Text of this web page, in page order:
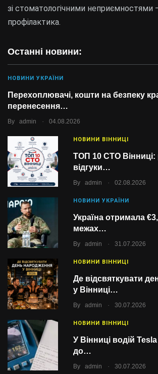
Останні новини:
НОВИНИ УКРАЇНИ
Перехоплювачі, кошти на безпеку
перенесення…
By admin . 04.08.2026
НОВИНИ ВІННИЦІ
ТОП 10 СТО Вінниці:
відгуки…
By admin . 02.08.2026
НОВИНИ УКРАЇНИ
Україна отримала
межах…
By admin . 31.07.2026
НОВИНИ ВІННИЦІ
Де відсвяткувати
у Вінниці…
By admin . 30.07.2026
НОВИНИ ВІННИЦІ
У Вінниці водій
до…
By admin . 30.07.2026
зі стоматологічними неприємностями
профілактика.